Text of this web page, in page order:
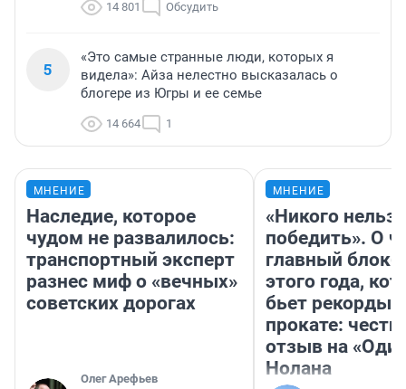
14 801 Обсудить
5
«Это самые странные люди, которых я
видела»: Айза нелестно высказалась о
блогере из Югры и ее семье
14 664 1
МНЕНИЕ
Наследие, которое
чудом не развалилось:
транспортный эксперт
разнес миф о «вечных»
советских дорогах
Олег Арефьев
МНЕНИЕ
«Никого нельзя
победить». О
главный
этого года,
бьет рекорды в
прокате:
отзыв на
Нолана